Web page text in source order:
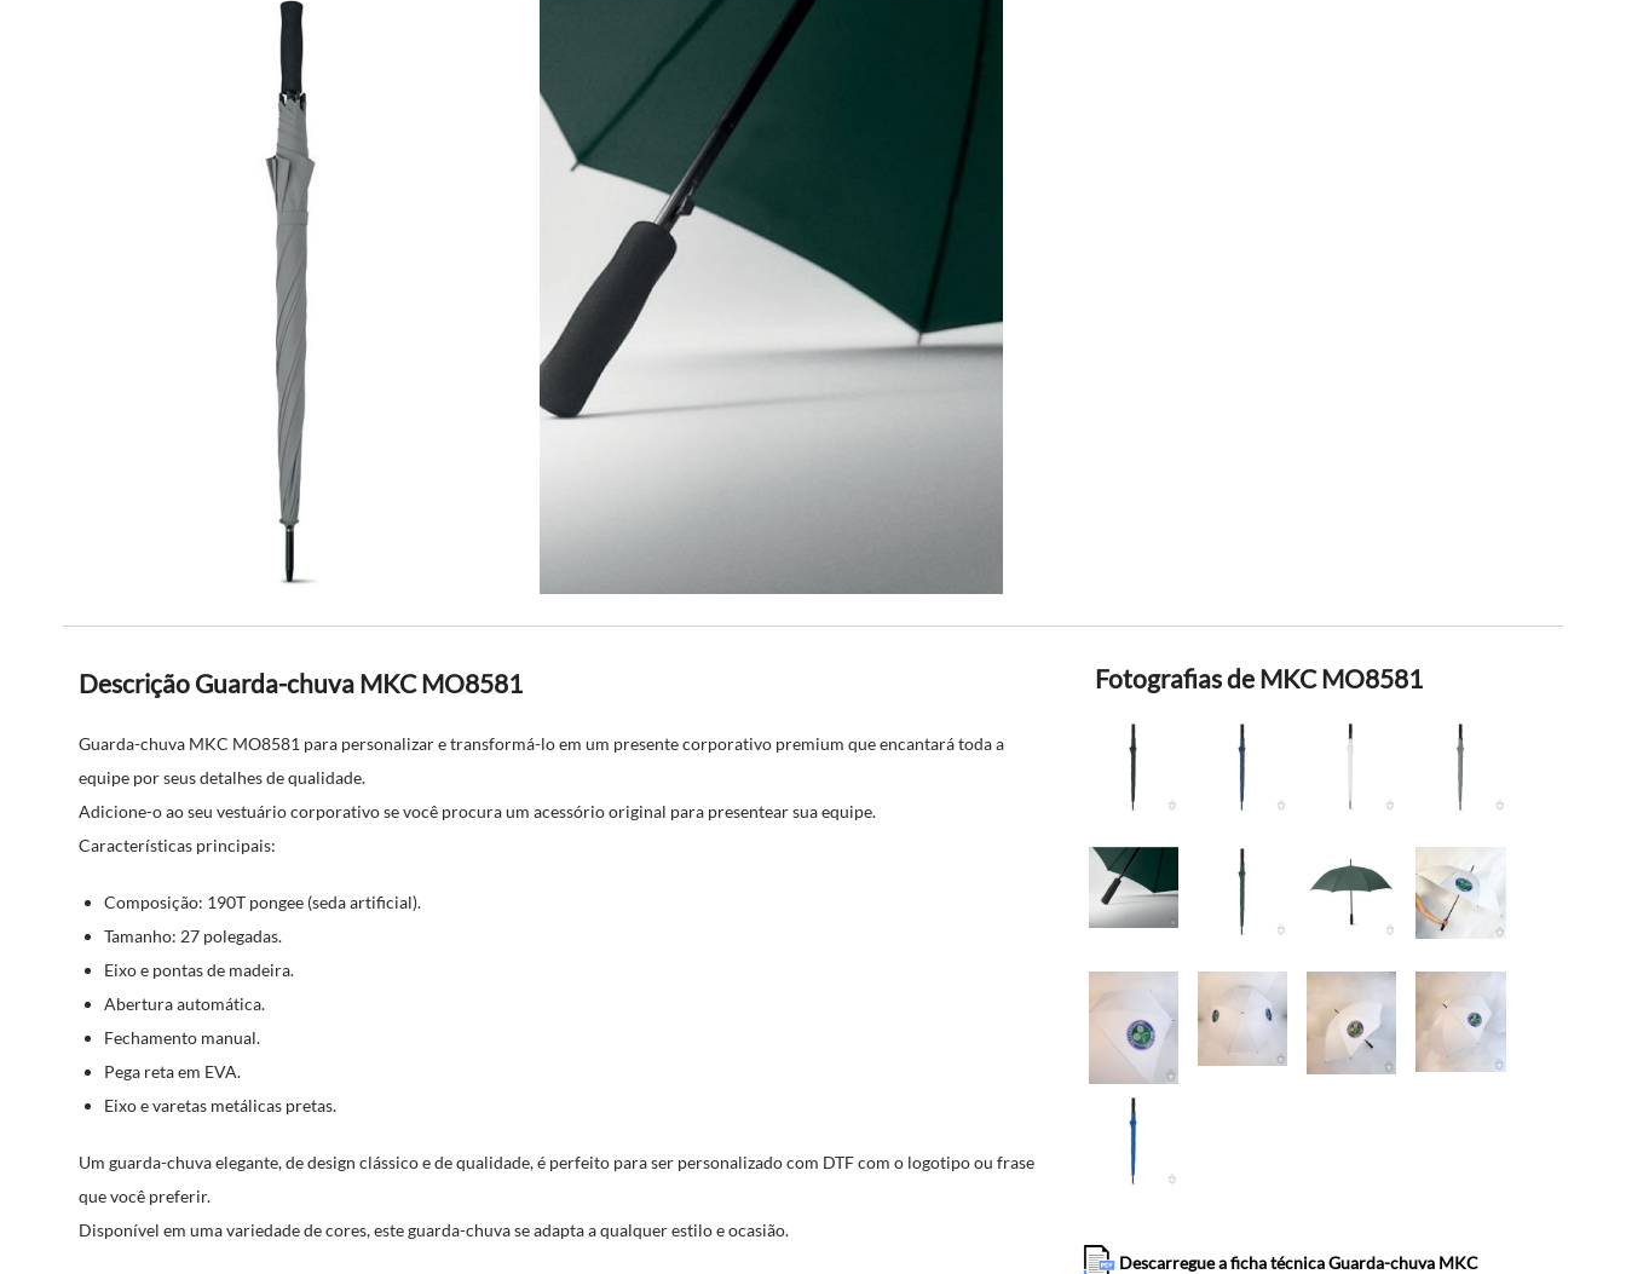
Descrição Guarda-chuva MKC MO8581
Guarda-chuva MKC MO8581 para personalizar e transformá-lo em um presente corporativo premium que encantará toda a
equipe por seus detalhes de qualidade.
Adicione-o ao seu vestuário corporativo se você procura um acessório original para presentear sua equipe.
Características principais:
Composição: 190T pongee (seda artificial).
Tamanho: 27 polegadas.
Eixo e pontas de madeira.
Abertura automática.
Fechamento manual.
Pega reta em EVA.
Eixo e varetas metálicas pretas.
Um guarda-chuva elegante, de design clássico e de qualidade, é perfeito para ser personalizado com DTF com o logotipo ou frase
que você preferir.
Disponível em uma variedade de cores, este guarda-chuva se adapta a qualquer estilo e ocasião.
Fotografias de MKC MO8581
Descarregue a ficha técnica Guarda-chuva MKC